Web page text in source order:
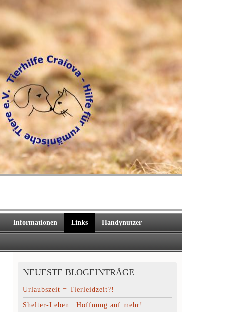
Informationen Links Handynutzer
NEUESTE BLOGEINTRÄGE
Urlaubszeit = Tierleidzeit?!
Shelter-Leben ..Hoffnung auf mehr!